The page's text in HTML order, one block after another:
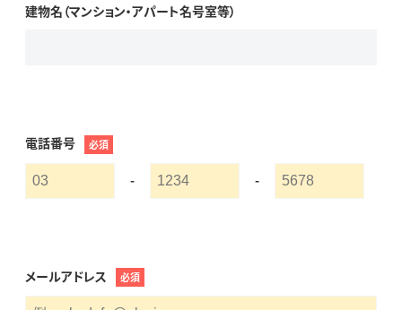
建物名（マンション・アパート名号室等）
電話番号 必須
- -
メールアドレス 必須